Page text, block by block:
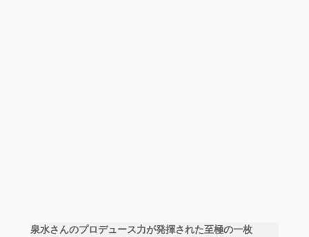
泉水さんのプロデュース力が発揮された至極の一枚